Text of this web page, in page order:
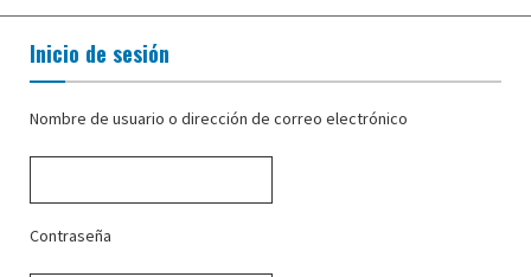
Inicio de sesión
Nombre de usuario o dirección de correo electrónico
Contraseña